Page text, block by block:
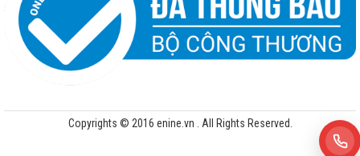
Copyrights © 2016 enine.vn . All Rights Reserved.